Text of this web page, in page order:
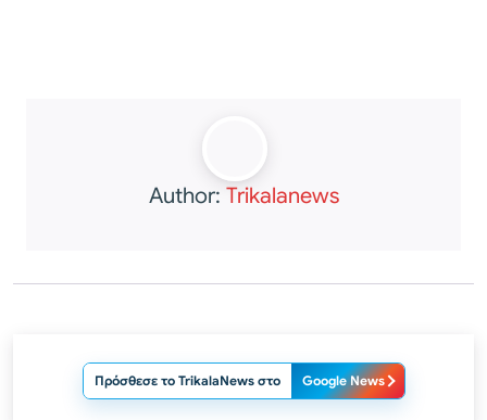
Author: Trikalanews
Πρόσθεσε το TrikalaNews στο Google News